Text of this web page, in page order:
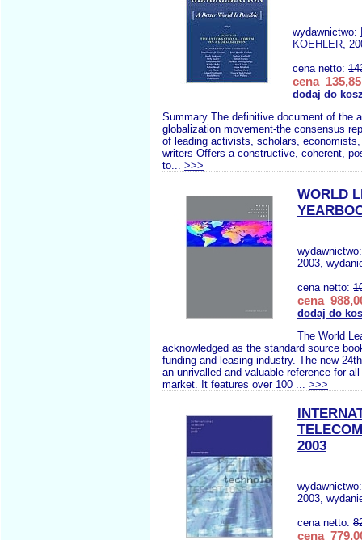
wydawnictwo:
KOEHLER,
cena netto:
cena 135,85
dodaj do
Summary The definitive document of the
globalization movement-the consensus
of leading activists, scholars,
writers Offers a constructive, coherent,
to... >>>
WORLD
2003,
cena netto:
cena
dodaj do
The World
acknowledged as the standard source
funding and leasing industry. The new
an unrivalled and valuable reference for
market. It features over 100 ... >>>
2003
2003,
cena netto:
cena